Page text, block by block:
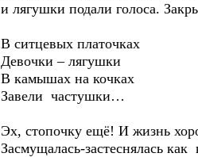
и лягушки подали голоса.
В ситцевых платочках
Девочки – лягушки
В камышах на кочках
Завели частушки…
Эх, стопочку ещё! И жизнь
Засмущалась-застеснялась